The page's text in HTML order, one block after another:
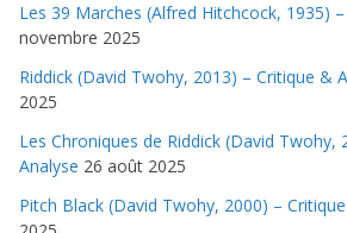
Les 39 Marches (Alfred Hitchcock, 1935)
novembre 2025
Riddick (David Twohy, 2013) – Critique &
2025
Les Chroniques de Riddick (David Twohy,
Analyse 26 août 2025
Pitch Black (David Twohy, 2000) –